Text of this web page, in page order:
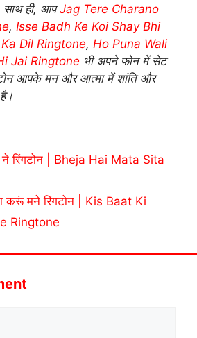
साथ ही, आपJag Tere Charano
, Isse Badh Ke Koi Shay Bhi
Dil Ringtone, Ho Puna Wali
Jai Ringtone भी अपने फोन में सेट
आपके मन और आत्मा में शांति और
ने रिंगटोन | Bheja Hai Mata Sita
करूं मने रिंगटोन | Kis Baat Ki
Ringtone